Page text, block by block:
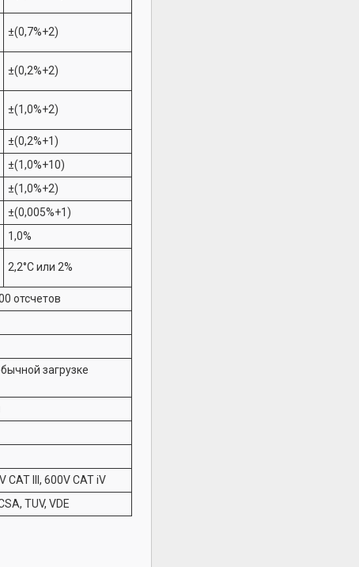
±(0,7%+2)
±(0,2%+2)
±(1,0%+2)
±(0,2%+1)
±(1,0%+10)
±(1,0%+2)
±(0,005%+1)
1,0%
2,2°С или 2%
отсчетов
загрузке
CAT III, 600V CAT iV
TUV, VDE